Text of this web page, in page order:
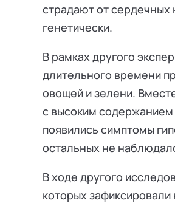
страдают от сердечных
генетически.
В рамках другого
длительного времени
овощей и зелени.
с высоким содержанием
появились симптомы
остальных не
В ходе другого
которых зафиксировали